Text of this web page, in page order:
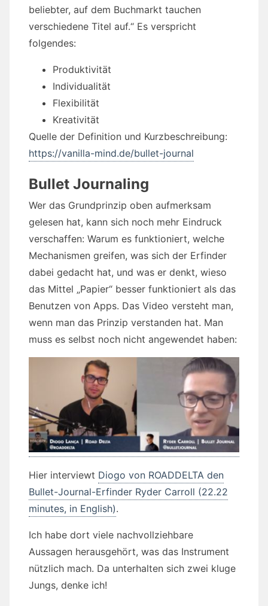
beliebter, auf dem Buchmarkt tauchen
verschiedene Titel auf.“ Es verspricht
folgendes:
Produktivität
Individualität
Flexibilität
Kreativität
Quelle der Definition und Kurzbeschreibung:
https://vanilla-mind.de/bullet-journal
Bullet Journaling
Wer das Grundprinzip oben aufmerksam
gelesen hat, kann sich noch mehr Eindruck
verschaffen: Warum es funktioniert, welche
Mechanismen greifen, was sich der Erfinder
dabei gedacht hat, und was er denkt, wieso
das Mittel „Papier“ besser funktioniert als das
Benutzen von Apps. Das Video versteht man,
wenn man das Prinzip verstanden hat. Man
muss es selbst noch nicht angewendet haben:
Hier interviewt Diogo von ROADDELTA den
Bullet-Journal-Erfinder Ryder Carroll (22.22
minutes, in English).
Ich habe dort viele nachvollziehbare
Aussagen herausgehört, was das Instrument
nützlich mach. Da unterhalten sich zwei kluge
Jungs, denke ich!